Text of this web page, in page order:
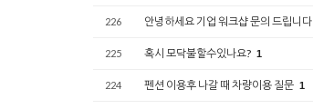
226 안녕하세요 기업 워크샵 문의 드립니다
225 혹시 모닥불할수있나요? 1
224 펜션 이용후 나갈 때 차량이용 질문 1